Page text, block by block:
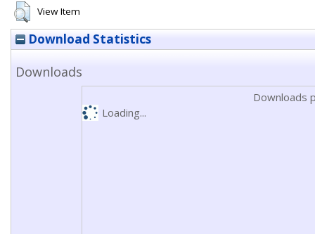
View Item
Download Statistics
Downloads
Downloads
Loading...